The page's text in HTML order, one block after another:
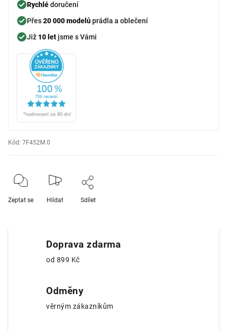
Rychlédoručení
Přes20 000 modelůprádla a oblečení
Již 10 let jsme s Vámi
Kód: 7F452M 0
Zeptat se Hlídat Sdílet
Doprava zdarma
od 899 Kč
Odměny
věrným zákazníkům